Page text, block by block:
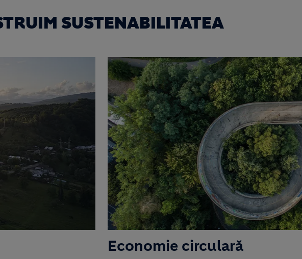
SUSTENABILITATEA
Economie circulară